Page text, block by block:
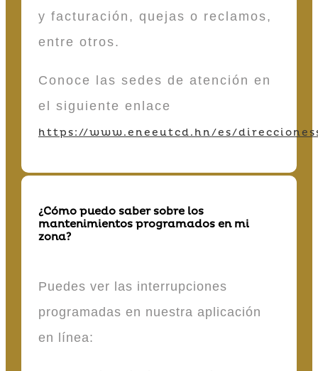
y facturación, quejas o reclamos,
entre otros.
Conoce las sedes de atención en
el siguiente enlace
https://www.eneeutcd.hn/es/
¿Cómo puedo saber sobre los
mantenimientos programados en mi
zona?
Puedes ver las interrupciones
programadas en nuestra aplicación
en línea: